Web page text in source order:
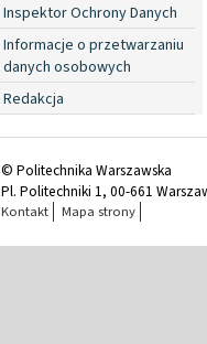
Inspektor Ochrony Danych
Informacje o przetwarzaniu
danych osobowych
Redakcja
© Politechnika Warszawska
Pl. Politechniki 1, 00-661
Kontakt Mapa strony